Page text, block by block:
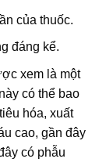
của thuốc.
đáng kể.
xem là một
có thể bao
hóa, xuất
cao, gần đây
có phẫu